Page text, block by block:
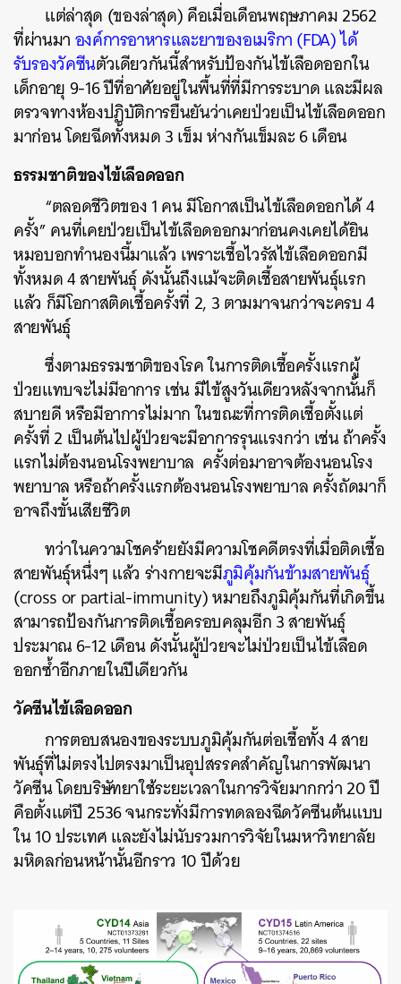
แต่ล่าสุด (ของล่าสุด) คือเมื่อเดือนพฤษภาคม 2562
ที่ผ่านมาองค์การอาหารและยาของอเมริกา (FDA) ได้
รับรองวัคซีนตัวเดียวกันนี้สำหรับป้องกันไข้เลือดออกใน
เด็กอายุ 9-16 ปีที่อาศัยอยู่ในพื้นที่ที่มีการระบาด และมีผล
ตรวจทางห้องปฏิบัติการยืนยันว่าเคยป่วยเป็นไข้เลือดออก
มาก่อน โดยฉีดทั้งหมด 3 เข็ม ห่างกันเข็มละ 6 เดือน
ธรรมชาติของไข้เลือดออก
“ตลอดชีวิตของ 1 คน มีโอกาสเป็นไข้เลือดออกได้ 4
ครั้ง” คนที่เคยป่วยเป็นไข้เลือดออกมาก่อนคงเคยได้ยิน
หมอบอกทำนองนี้มาแล้ว เพราะเชื้อไวรัสไข้เลือดออกมี
ทั้งหมด 4 สายพันธุ์ ดังนั้นถึงแม้จะติดเชื้อสายพันธุ์แรก
แล้ว ก็มีโอกาสติดเชื้อครั้งที่ 2, 3 ตามมาจนกว่าจะครบ 4
สายพันธุ์
ซึ่งตามธรรมชาติของโรค ในการติดเชื้อครั้งแรกผู้
ป่วยแทบจะไม่มีอาการ เช่น มีไข้สูงวันเดียวหลังจากนั้นก็
สบายดี หรือมีอาการไม่มาก ในขณะที่การติดเชื้อตั้งแต่
ครั้งที่ 2 เป็นต้นไปผู้ป่วยจะมีอาการรุนแรงกว่า เช่น ถ้าครั้ง
แรกไม่ต้องนอนโรงพยาบาล ครั้งต่อมาอาจต้องนอนโรง
พยาบาล หรือถ้าครั้งแรกต้องนอนโรงพยาบาล ครั้งถัดมาก็
อาจถึงขั้นเสียชีวิต
ทว่าในความโชคร้ายยังมีความโชคดีตรงที่เมื่อติดเชื้อ
สายพันธุ์หนึ่งๆ แล้ว ร่างกายจะมีภูมิคุ้มกันข้ามสายพันธุ์
(cross or partial-immunity) หมายถึงภูมิคุ้มกันที่เกิดขึ้น
สามารถป้องกันการติดเชื้อครอบคลุมอีก 3 สายพันธุ์
ประมาณ 6-12 เดือน ดังนั้นผู้ป่วยจะไม่ป่วยเป็นไข้เลือด
ออกซ้ำอีกภายในปีเดียวกัน
วัคซีนไข้เลือดออก
การตอบสนองของระบบภูมิคุ้มกันต่อเชื้อทั้ง 4 สาย
พันธุ์ที่ไม่ตรงไปตรงมาเป็นอุปสรรคสำคัญในการพัฒนา
วัคซีน โดยบริษัทยาใช้ระยะเวลาในการวิจัยมากกว่า 20 ปี
คือตั้งแต่ปี 2536 จนกระทั่งมีการทดลองฉีดวัคซีนต้นแบบ
ใน 10 ประเทศ และยังไม่นับรวมการวิจัยในมหาวิทยาลัย
มหิดลก่อนหน้านั้นอีกราว 10 ปีด้วย